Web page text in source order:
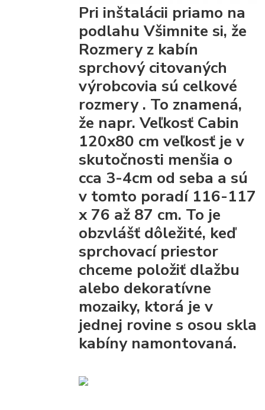
Pri inštalácii priamo na
podlahu Všimnite si, že
Rozmery z kabín
sprchový citovaných
výrobcoviasú celkové
rozmery. To znamená,
že napr. Veľkosť Cabin
120x80 cm veľkosť je v
skutočnosti menšia o
cca 3-4cm od seba a sú
v tomto poradí 116-117
x 76 až 87 cm. To je
obzvlášť dôležité, keď
sprchovací priestor
chceme položiť dlažbu
alebo dekoratívne
mozaiky, ktorá je v
jednej rovine s osou skla
kabíny namontovaná.